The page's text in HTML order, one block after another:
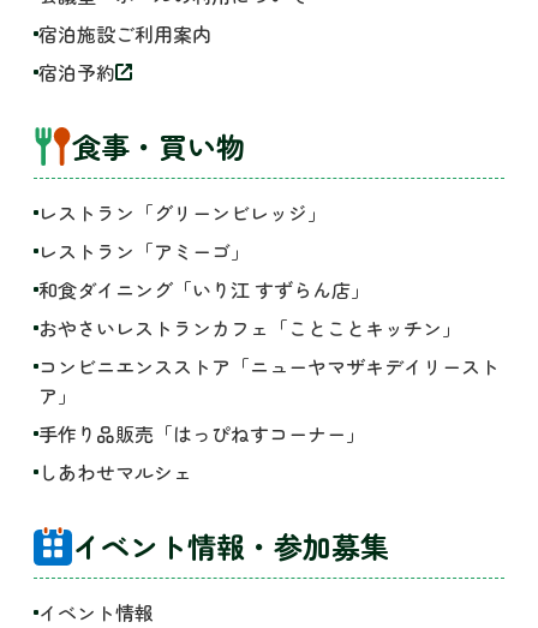
宿泊施設ご利用案内
宿泊予約
食事・買い物
レストラン「グリーンビレッジ」
レストラン「アミーゴ」
和食ダイニング「いり江 すずらん店」
おやさいレストランカフェ「ことことキッチン」
コンビニエンスストア「ニューヤマザキデイリースト
ア」
手作り品販売「はっぴねすコーナー」
しあわせマルシェ
イベント情報・参加募集
イベント情報